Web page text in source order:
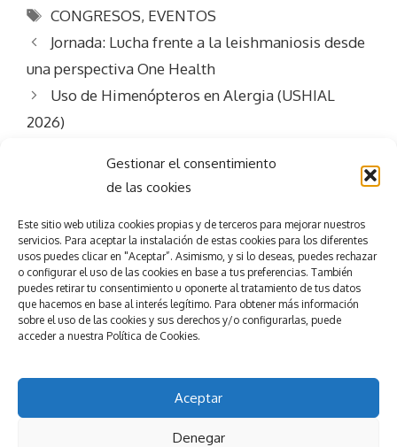
Gestionar el consentimiento
de las cookies
Este sitio web utiliza cookies propias y de terceros para mejorar nuestros
servicios. Para aceptar la instalación de estas cookies para los diferentes
usos puedes clicar en "Aceptar”. Asimismo, y si lo deseas, puedes rechazar
o configurar el uso de las cookies en base a tus preferencias. También
puedes retirar tu consentimiento u oponerte al tratamiento de tus datos
que hacemos en base al interés legítimo. Para obtener más información
sobre el uso de las cookies y sus derechos y/o configurarlas, puede
acceder a nuestra Política de Cookies.
Aceptar
Denegar
Etiquetas
CONGRESOS, EVENTOS
Jornada: Lucha frente a la leishmaniosis desde
una perspectiva One Health
Uso de Himenópteros en Alergia (USHIAL
2026)
Consigue eléxito
en tu evento
Esmeeting Eventos y Congresos